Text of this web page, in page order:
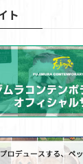
ト